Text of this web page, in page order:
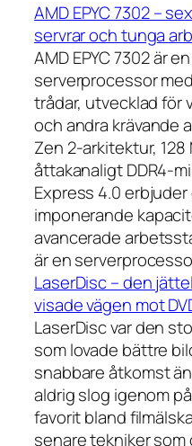
AMD EPYC 7302 –
servrar och tunga
AMD EPYC 7302 är
serverprocessor
trådar, utvecklad för
och andra krävande
Zen 2-arkitektur, 128
åttakanaligt DDR4-
Express 4.0
imponerande
avancerade
är en
LaserDisc – den
visade vägen mot
LaserDisc var den
som lovade bättre
snabbare åtkomst
aldrig slog igenom
favorit bland
senare tekniker som